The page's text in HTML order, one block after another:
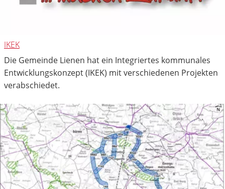
IKEK
Die Gemeinde Lienen hat ein Integriertes kommunales
Entwicklungskonzept (IKEK) mit verschiedenen Projekten
verabschiedet.